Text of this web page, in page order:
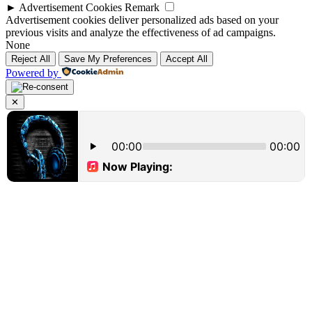
► Advertisement Cookies Remark
Advertisement cookies deliver personalized ads based on your
previous visits and analyze the effectiveness of ad campaigns.
None
Reject All Save My Preferences Accept All
Powered by
✕